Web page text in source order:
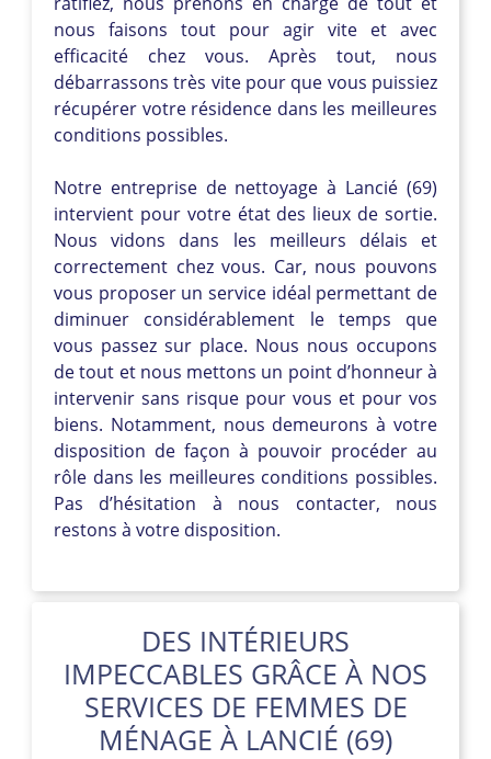
nous faisons tout pour agir vite et avec
efficacité chez vous. Après tout, nous
débarrassons très vite pour que vous puissiez
récupérer votre résidence dans les meilleures
conditions possibles.
Notre entreprise de nettoyage à Lancié (69)
intervient pour votre état des lieux de sortie.
Nous vidons dans les meilleurs délais et
correctement chez vous. Car, nous pouvons
vous proposer un service idéal permettant de
diminuer considérablement le temps que
vous passez sur place. Nous nous occupons
de tout et nous mettons un point d’honneur à
intervenir sans risque pour vous et pour vos
biens. Notamment, nous demeurons à votre
disposition de façon à pouvoir procéder au
rôle dans les meilleures conditions possibles.
Pas d’hésitation à nous contacter, nous
restons à votre disposition.
DES INTÉRIEURS
IMPECCABLES GRÂCE À NOS
SERVICES DE FEMMES DE
MÉNAGE À LANCIÉ (69)